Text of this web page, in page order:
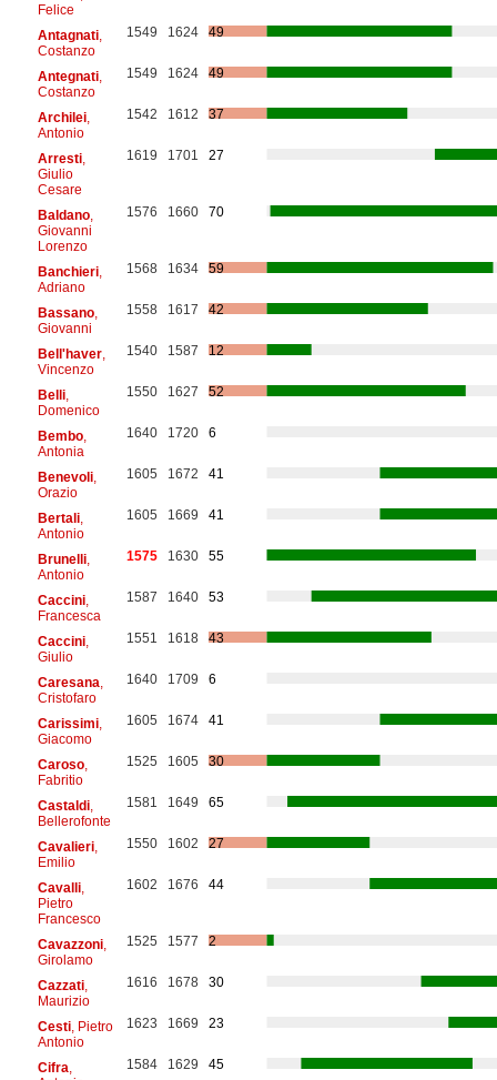
Felice
Antagnati,
Costanzo
1549 1624 49
Antegnati,
Costanzo
1549 1624 49
Archilei,
Antonio
1542 1612 37
Arresti,
Giulio
Cesare
1619 1701 27
Baldano,
Giovanni
Lorenzo
1576 1660 70
Banchieri,
Adriano
1568 1634 59
Bassano,
Giovanni
1558 1617 42
Bell'haver,
Vincenzo
1540 1587 12
Belli,
Domenico
1550 1627 52
Bembo,
Antonia
1640 1720 6
Benevoli,
Orazio
1605 1672 41
Bertali,
Antonio
1605 1669 41
Brunelli,
Antonio
1575 1630 55
Caccini,
Francesca
1587 1640 53
Caccini,
Giulio
1551 1618 43
Caresana
Cristofaro
1640 1709 6
Carissimi,
Giacomo
1605 1674 41
Caroso,
Fabritio
1525 1605 30
Castaldi,
Bellerofonte
1581 1649 65
Cavalieri,
Emilio
1550 1602 27
Cavalli,
Pietro
Francesco
1602 1676 44
Cavazzoni,
Girolamo
1525 1577 2
Cazzati,
Maurizio
1616 1678 30
Cesti, Pietro
Antonio
1623 1669 23
Cifra 1584 1629 45